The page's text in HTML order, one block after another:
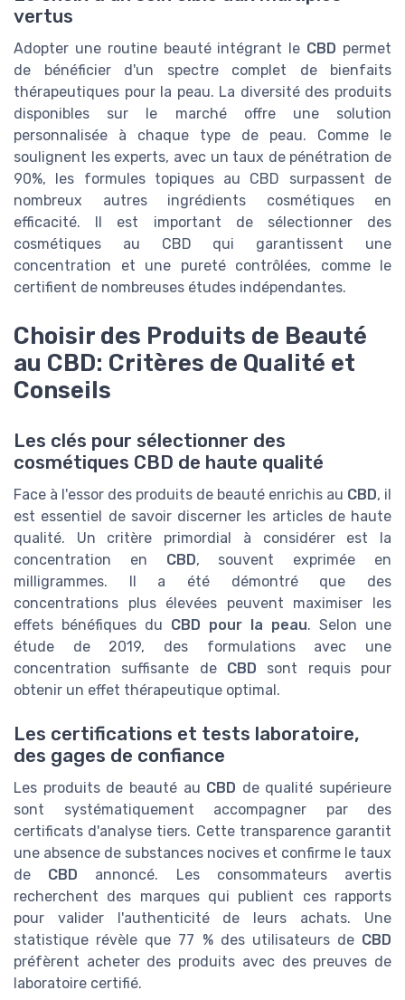
vertus
Adopter une routine beauté intégrant le CBD permet
de bénéficier d'un spectre complet de bienfaits
thérapeutiques pour la peau. La diversité des produits
disponibles sur le marché offre une solution
personnalisée à chaque type de peau. Comme le
soulignent les experts, avec un taux de pénétration de
90%, les formules topiques au CBD surpassent de
nombreux autres ingrédients cosmétiques en
efficacité. Il est important de sélectionner des
cosmétiques au CBD qui garantissent une
concentration et une pureté contrôlées, comme le
certifient de nombreuses études indépendantes.
Choisir des Produits de Beauté
au CBD: Critères de Qualité et
Conseils
Les clés pour sélectionner des
cosmétiques CBD de haute qualité
Face à l'essor des produits de beauté enrichis au CBD, il
est essentiel de savoir discerner les articles de haute
qualité. Un critère primordial à considérer est la
concentration en CBD, souvent exprimée en
milligrammes. Il a été démontré que des
concentrations plus élevées peuvent maximiser les
effets bénéfiques du CBD pour la peau. Selon une
étude de 2019, des formulations avec une
concentration suffisante de CBD sont requis pour
obtenir un effet thérapeutique optimal.
Les certifications et tests laboratoire,
des gages de confiance
Les produits de beauté au CBD de qualité supérieure
sont systématiquement accompagner par des
certificats d'analyse tiers. Cette transparence garantit
une absence de substances nocives et confirme le taux
de CBD annoncé. Les consommateurs avertis
recherchent des marques qui publient ces rapports
pour valider l'authenticité de leurs achats. Une
statistique révèle que 77 % des utilisateurs de CBD
préfèrent acheter des produits avec des preuves de
laboratoire certifié.